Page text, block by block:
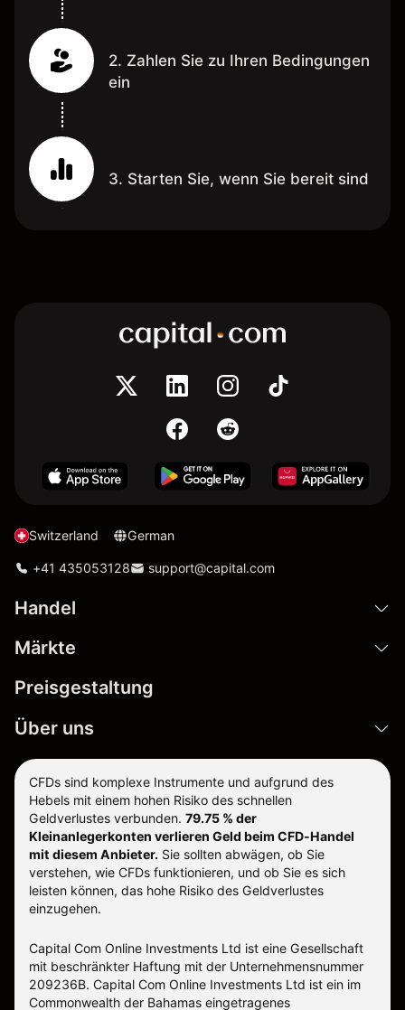
2. Zahlen Sie zu Ihren Bedingungen
ein
3. Starten Sie, wenn Sie bereit sind
Switzerland German
+41 435053128 support@capital.com
Handel
Märkte
Preisgestaltung
Über uns
CFDs sind komplexe Instrumente und aufgrund des
Hebels mit einem hohen Risiko des schnellen
Geldverlustes verbunden. 79.75 % der
Kleinanlegerkonten verlieren Geld beim CFD-Handel
mit diesem Anbieter. Sie sollten abwägen, ob Sie
verstehen, wie CFDs funktionieren, und ob Sie es sich
leisten können, das hohe Risiko des Geldverlustes
einzugehen.
Capital Com Online Investments Ltd ist eine Gesellschaft
mit beschränkter Haftung mit der Unternehmensnummer
209236B. Capital Com Online Investments Ltd ist ein im
Commonwealth der Bahamas eingetragenes